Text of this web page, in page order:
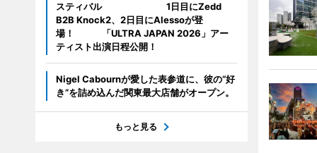
スティバル 1日目にZedd
B2B Knock2、2日目にAlessoが登
場！ 「ULTRA JAPAN 2026」アー
ティスト出演日程公開！
Nigel Cabournが愛した表参道に、彼の“好
き”を詰め込んだ関東最大店舗がオープン。
もっと見る